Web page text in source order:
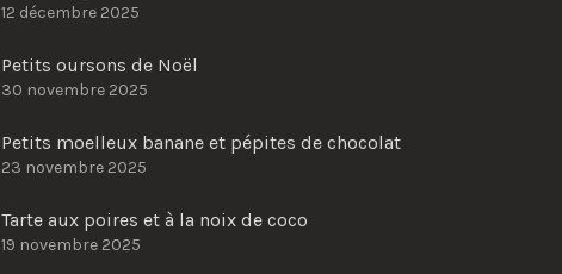
12 décembre 2025
Petits oursons de Noël
30 novembre 2025
Petits moelleux banane et pépites de chocolat
23 novembre 2025
Tarte aux poires et à la noix de coco
19 novembre 2025